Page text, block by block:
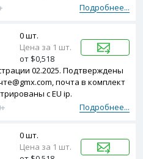
Подробнее...
02.2025. Подтверждены
почта в комплект
с EU ip.
Подробнее...
0 шт.
Цена за 1 шт.
от $0,518
0 шт.
Цена за 1 шт.